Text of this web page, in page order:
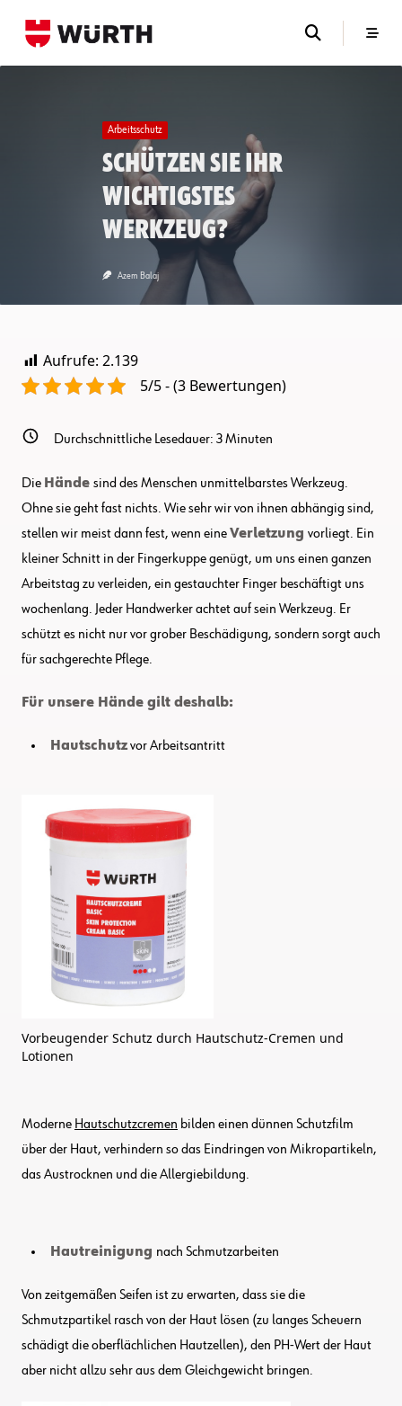
Arbeitsschutz
Schützen Sie Ihr
wichtigstes
Werkzeug?
Azem Balaj
Aufrufe: 2.139
5/5 - (3 Bewertungen)
Durchschnittliche Lesedauer: 3Minuten
Die Hände sind des Menschen unmittelbarstes Werkzeug.
Ohne sie geht fast nichts. Wie sehr wir von ihnen abhängig sind,
stellen wir meist dann fest, wenn eineVerletzung vorliegt. Ein
kleiner Schnitt in der Fingerkuppe genügt, um uns einen ganzen
Arbeitstag zu verleiden, ein gestauchter Finger beschäftigt uns
wochenlang. Jeder Handwerker achtet auf sein Werkzeug. Er
schützt es nicht nur vor grober Beschädigung, sondern sorgt auch
für sachgerechte Pflege.
Für unsere Hände gilt deshalb:
Hautschutzvor Arbeitsantritt
Vorbeugender Schutz durch Hautschutz-Cremen und
Lotionen
Moderne Hautschutzcremen bilden einen dünnen Schutzfilm
über der Haut, verhindern so das Eindringen von Mikropartikeln,
das Austrocknen und die Allergiebildung.
Hautreinigung nach Schmutzarbeiten
Von zeitgemäßen Seifen ist zu erwarten, dass sie die
Schmutzpartikel rasch von der Haut lösen (zu langes Scheuern
schädigt die oberflächlichen Hautzellen), den PH-Wert der Haut
aber nicht allzu sehr aus dem Gleichgewicht bringen.